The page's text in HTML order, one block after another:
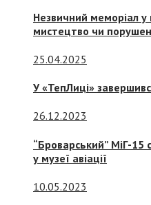
Незвичний меморіал у
мистецтво чи
25.04.2025
У «ТепЛиці»
26.12.2023
“Броварський” МіГ-
у музеї авіації
10.05.2023